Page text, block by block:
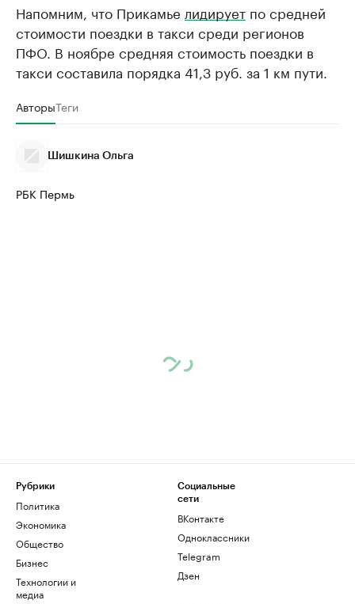
Напомним, что Прикамье лидирует по средней
стоимости поездки в такси среди регионов
ПФО. В ноябре средняя стоимость поездки в
такси составила порядка 41,3 руб. за 1 км пути.
АвторыТеги
Шишкина Ольга
РБК Пермь
Рубрики
Политика
Экономика
Общество
Бизнес
Технологии и
медиа
Социальные
сети
ВКонтакте
Одноклассники
Telegram
Дзен